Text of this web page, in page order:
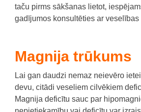
taču pirms sākšanas lietot,
gadījumos konsultēties ar veselības
Magnija trūkums
Lai gan daudzi nemaz neievēro
devu, citādi veseliem cilvēkiem
Magnija deficītu sauc par